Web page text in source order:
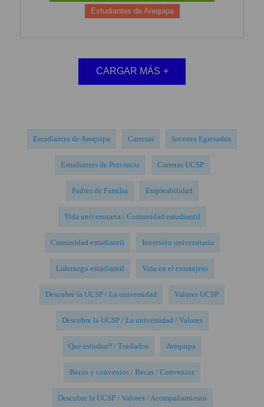
Estudiantes de Arequipa
CARGAR MÁS +
Estudiantes de Arequipa Carreras Jovenes Egresados
Estudiantes de Provincia Carreras UCSP
Padres de Familia Empleabilidad
Vida universitaria / Comunidad estudiantil
Comunidad estudiantil Inversión universitaria
Liderazgo estudiantil Vida en el extranjero
Descubre la UCSP / La universidad Valores UCSP
Descubre la UCSP / La universidad / Valores
Que estudiar? / Traslados Arequipa
Becas y convenios / Becas / Convenios
Descubre la UCSP / Valores / Acompañamiento